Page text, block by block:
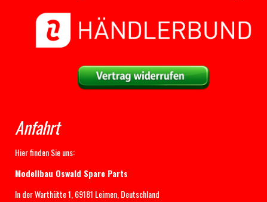
Anfahrt
Hier finden Sie uns:
Modellbau Oswald Spare Parts
In der Warthütte 1, 69181 Leimen, Deutschland